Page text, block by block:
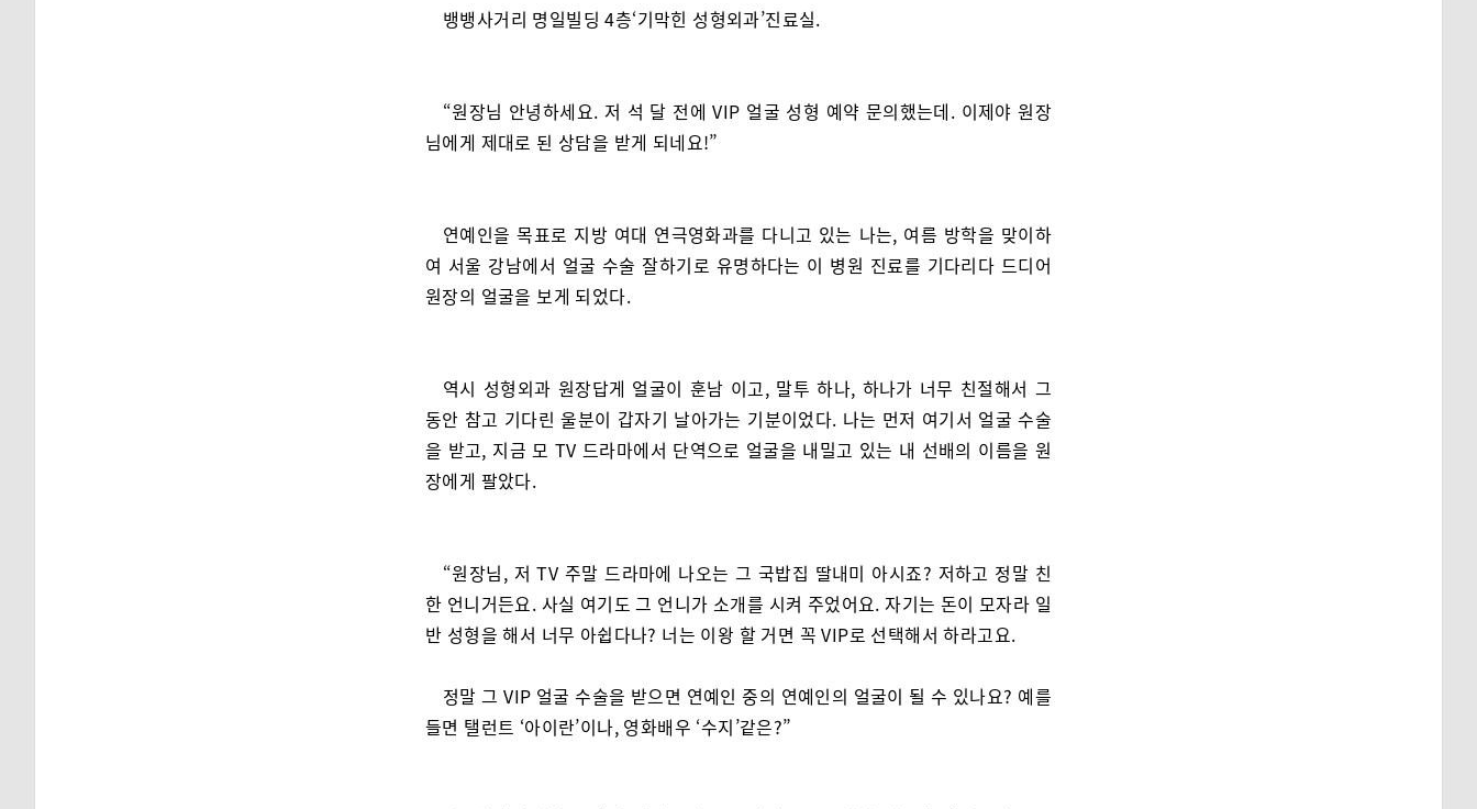
뱅뱅사거리 명일빌딩 4층‘기막힌 성형외과’진료실.
“원장님 안녕하세요. 저 석 달 전에 VIP 얼굴 성형 예약 문의했는데. 이제야 원장
님에게 제대로 된 상담을 받게 되네요!”
연예인을 목표로 지방 여대 연극영화과를 다니고 있는 나는, 여름 방학을 맞이하
여 서울 강남에서 얼굴 수술 잘하기로 유명하다는 이 병원 진료를 기다리다 드디어
원장의 얼굴을 보게 되었다.
역시 성형외과 원장답게 얼굴이 훈남 이고, 말투 하나, 하나가 너무 친절해서 그
동안 참고 기다린 울분이 갑자기 날아가는 기분이었다. 나는 먼저 여기서 얼굴 수술
을 받고, 지금 모 TV 드라마에서 단역으로 얼굴을 내밀고 있는 내 선배의 이름을 원
장에게 팔았다.
“원장님, 저 TV 주말 드라마에 나오는 그 국밥집 딸내미 아시죠? 저하고 정말 친
한 언니거든요. 사실 여기도 그 언니가 소개를 시켜 주었어요. 자기는 돈이 모자라 일
반 성형을 해서 너무 아쉽다나? 너는 이왕 할 거면 꼭 VIP로 선택해서 하라고요.
정말 그 VIP 얼굴 수술을 받으면 연예인 중의 연예인의 얼굴이 될 수 있나요? 예를
들면 탤런트 ‘아이란’이나, 영화배우 ‘수지’같은?”